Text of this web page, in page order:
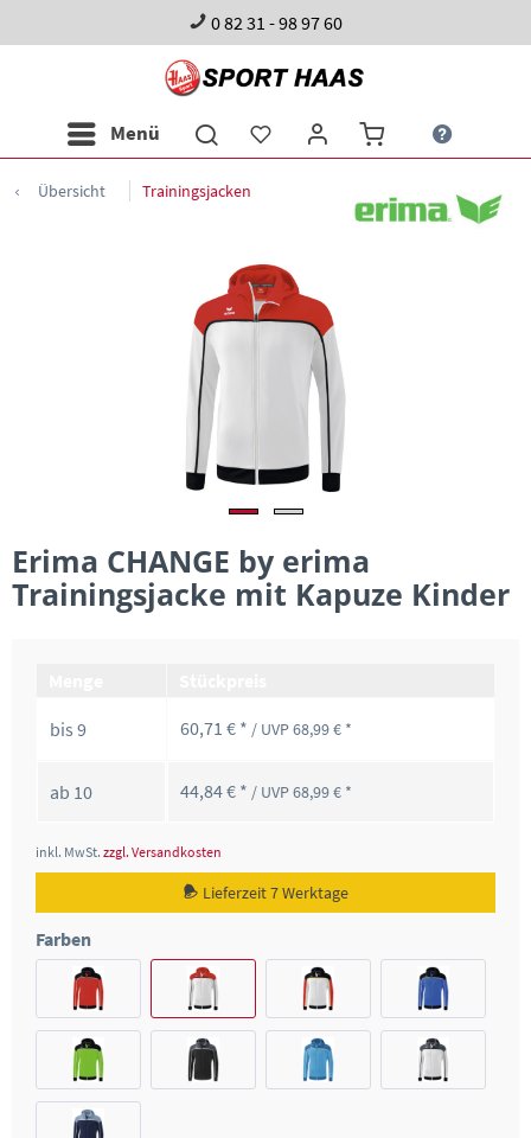
0 82 31 - 98 97 60
Menü
Übersicht Trainingsjacken
Erima CHANGE by erima
Trainingsjacke mit Kapuze Kinder
bis 9 60,71 € * / UVP 68,99 € *
ab 10 44,84 € * / UVP 68,99 € *
inkl. MwSt. zzgl. Versandkosten
Lieferzeit 7 Werktage
Farben